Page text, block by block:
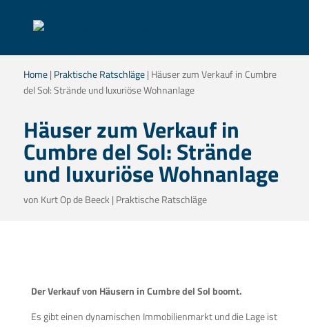
Home| Praktische Ratschläge| Häuser zum Verkauf in Cumbre
del Sol: Strände und luxuriöse Wohnanlage
Häuser zum Verkauf in
Cumbre del Sol: Strände
und luxuriöse Wohnanlage
von Kurt Op de Beeck | Praktische Ratschläge
Der Verkauf von Häusern in Cumbre del Sol boomt.
Es gibt einen dynamischen Immobilienmarkt und die Lage ist